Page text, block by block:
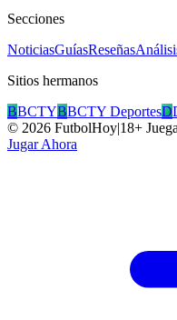
Secciones
NoticiasGuíasReseñas
Sitios hermanos
BBCTYBBCTY DeportesD
© 2026 FutbolHoy|18+
Jugar Ahora